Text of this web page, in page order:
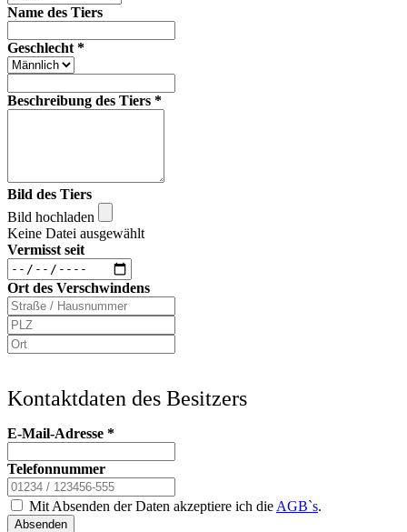
Name des Tiers
Geschlecht *
Beschreibung des Tiers *
Bild des Tiers
Bild hochladen
Keine Datei ausgewählt
Vermisst seit
Ort des Verschwindens
Kontaktdaten des Besitzers
E-Mail-Adresse *
Telefonnummer
Mit Absenden der Daten akzeptiere ich die AGB`s.
Absenden